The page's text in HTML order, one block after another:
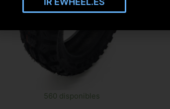
560 disponibles